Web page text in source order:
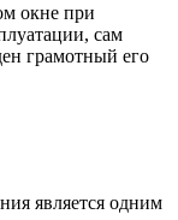
окне при
сам
грамотный его
является одним